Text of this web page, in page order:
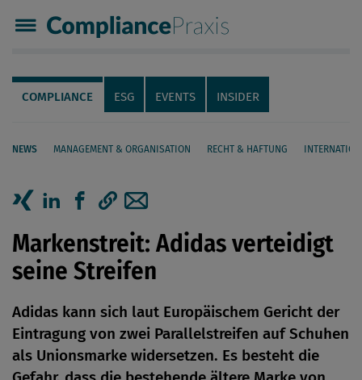
Compliance Praxis
Servicenavigation
Navigation
COMPLIANCE ESG EVENTS INSIDER
NEWS MANAGEMENT & ORGANISATION RECHT & HAFTUNG
Seiteninhalt
Artikel auf Xing teilen
Artikel auf linkedIn teilen
Artikel auf Facebook teilen
Artikellink kopieren
Artikel per Mail teilen
Markenstreit: Adidas verteidigt
seine Streifen
Adidas kann sich laut Europäischem Gericht der
Eintragung von zwei Parallelstreifen auf Schuhen
als Unionsmarke widersetzen. Es besteht die